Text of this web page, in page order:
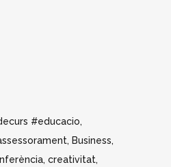
#educacio
Business
creativitat